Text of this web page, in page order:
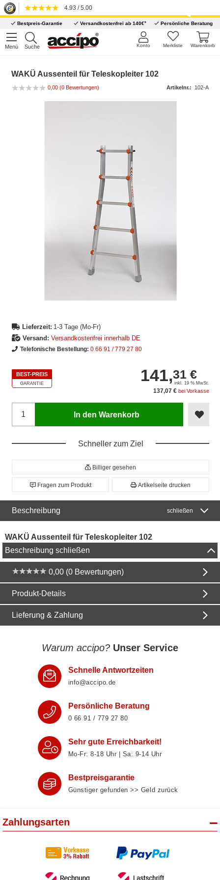
4.93 / 5.00
Bestpreis-Garantie Versandkostenfrei ab 140€* Persönliche Beratung
Menü Suche Warenkorb
Merkliste
Konto
WAKÜ Aussenteil für Teleskopleiter 102
0,00 (0 Bewertungen) Artikelnr.: 102-A
Lieferzeit: 1-3 Tage (Mo-Fr)
Versand: Versandkostenfrei innerhalb DE
Telefonische Bestellung: 0 66 91 / 779 27 80
BEST-PREIS
GARANTIE 141,31 €
inkl. 19 % MwSt.
137,07 € bei Vorkasse
In den Warenkorb
Schneller zum Ziel
Billiger gesehen
Fragen zum Produkt Artikelseite drucken
Beschreibung schließen
WAKÜ Aussenteil für Teleskopleiter 102
Beschreibung schließen
0,00 (0 Bewertungen)
Produkt-Details
Lieferung & Zahlung
Warum accipo? Unser Service
Schnelle Antwortzeiten
info@accipo.de
Persönliche Beratung
0 66 91 / 779 27 80
Sehr gute Erreichbarkeit!
Mo-Fr: 8‑18 Uhr | Sa: 9‑14 Uhr
Bestpreisgarantie
Günstiger gefunden >> Geld zurück
Zahlungsarten